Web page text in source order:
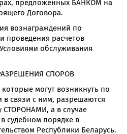
предложенных БАНКОМ на
Договора.
вознаграждений по
проведения расчетов
обслуживания
СПОРОВ
могут возникнуть по
в связи с ним, разрешаются
СТОРОНАМИ, а в случае
судебном порядке в
Республики Беларусь.